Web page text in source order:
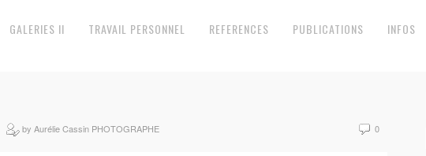
GALERIES II TRAVAIL PERSONNEL REFERENCES PUBLICATIONS INFOS
by Aurélie Cassin PHOTOGRAPHE 0